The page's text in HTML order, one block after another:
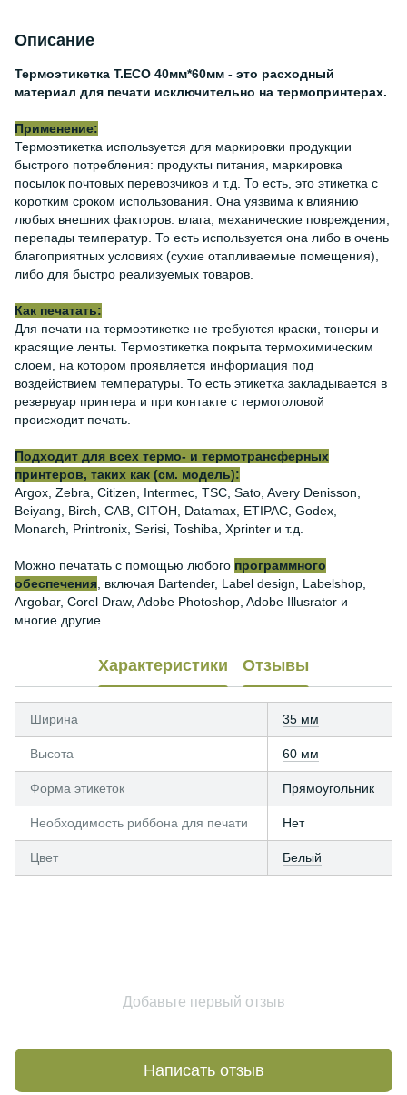
Описание
Термоэтикетка Т.ECO 40мм*60мм - это расходный
материал для печати исключительно на термопринтерах.
Применение:
Термоэтикетка используется для маркировки продукции
быстрого потребления: продукты питания, маркировка
посылок почтовых перевозчиков и т.д. То есть, это этикетка с
коротким сроком использования. Она уязвима к влиянию
любых внешних факторов: влага, механические повреждения,
перепады температур. То есть используется она либо в очень
благоприятных условиях (сухие отапливаемые помещения),
либо для быстро реализуемых товаров.
Как печатать:
Для печати на термоэтикетке не требуются краски, тонеры и
красящие ленты. Термоэтикетка покрыта термохимическим
слоем, на котором проявляется информация под
воздействием температуры. То есть этикетка закладывается в
резервуар принтера и при контакте с термоголовой
происходит печать.
Подходит для всех термо- и термотрансферных
принтеров, таких как (см. модель):
Argox, Zebra, Citizen, Intermec, TSC, Sato, Avery Denisson,
Beiyang, Birch, CAB, CITOH, Datamax, ETIPAC, Godex,
Monarch, Printronix, Serisi, Toshiba, Xprinter и т.д.
Можно печатать с помощью любого программного
обеспечения , включая Bartender, Label design, Labelshop,
Argobar, Corel Draw, Adobe Photoshop, Adobe Illusrator и
многие другие.
Характеристики Отзывы
Ширина 35 мм
Высота 60 мм
Форма этикеток Прямоугольник
Необходимость риббона для печати Нет
Цвет Белый
Добавьте первый отзыв
Написать отзыв